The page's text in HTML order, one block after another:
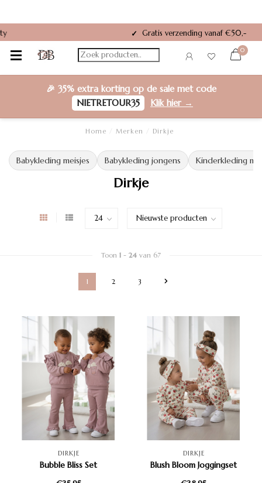
✓ Gratis verzending vanaf €50,-
0
🎉 35% extra kortingop de sale met code
NIETRETOUR35
Klik hier →
Home Merken Dirkje
Babykleding meisjes Babykleding jongens Kinderkleding
Dirkje
Toon 1 - 24 van 67
1 2 3
DIRKJE
Bubble Bliss Set
DIRKJE
Blush Bloom Joggingset